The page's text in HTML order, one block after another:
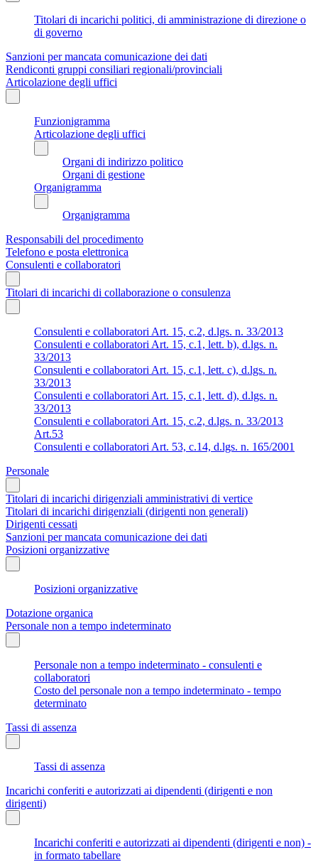
Titolari di incarichi politici, di amministrazione di direzione o
di governo
Sanzioni per mancata comunicazione dei dati
Rendiconti gruppi consiliari regionali/provinciali
Articolazione degli uffici
Funzionigramma
Articolazione degli uffici
Organi di indirizzo politico
Organi di gestione
Organigramma
Organigramma
Responsabili del procedimento
Telefono e posta elettronica
Consulenti e collaboratori
Titolari di incarichi di collaborazione o consulenza
Consulenti e collaboratori Art. 15, c.2, d.lgs. n. 33/2013
Consulenti e collaboratori Art. 15, c.1, lett. b), d.lgs. n.
33/2013
Consulenti e collaboratori Art. 15, c.1, lett. c), d.lgs. n.
33/2013
Consulenti e collaboratori Art. 15, c.1, lett. d), d.lgs. n.
33/2013
Consulenti e collaboratori Art. 15, c.2, d.lgs. n. 33/2013
Art.53
Consulenti e collaboratori Art. 53, c.14, d.lgs. n. 165/2001
Personale
Titolari di incarichi dirigenziali amministrativi di vertice
Titolari di incarichi dirigenziali (dirigenti non generali)
Dirigenti cessati
Sanzioni per mancata comunicazione dei dati
Posizioni organizzative
Posizioni organizzative
Dotazione organica
Personale non a tempo indeterminato
Personale non a tempo indeterminato - consulenti e
collaboratori
Costo del personale non a tempo indeterminato - tempo
determinato
Tassi di assenza
Tassi di assenza
Incarichi conferiti e autorizzati ai dipendenti (dirigenti e non
dirigenti)
Incarichi conferiti e autorizzati ai dipendenti (dirigenti e non) -
in formato tabellare